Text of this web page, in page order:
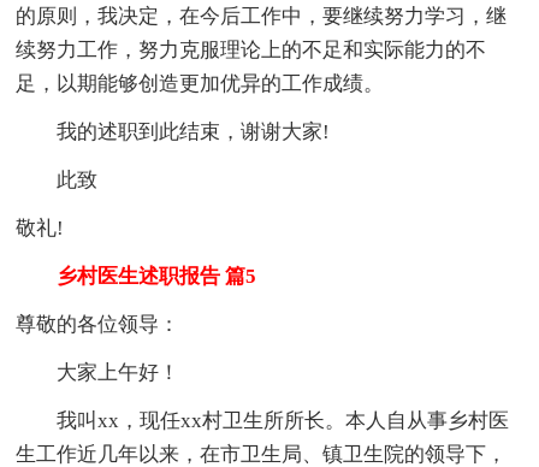
的原则，我决定，在今后工作中，要继续努力学习，继
续努力工作，努力克服理论上的不足和实际能力的不
足，以期能够创造更加优异的工作成绩。
我的述职到此结束，谢谢大家!
此致
敬礼!
乡村医生述职报告 篇5
尊敬的各位领导：
大家上午好！
我叫xx，现任xx村卫生所所长。本人自从事乡村医
生工作近几年以来，在市卫生局、镇卫生院的领导下，